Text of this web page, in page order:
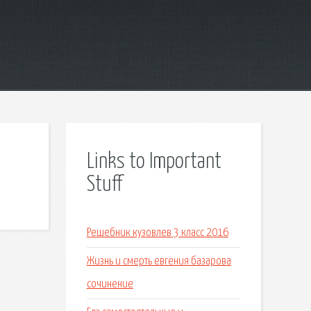
Links to Important
Stuff
Решебник кузовлев 3 класс 2016
Жизнь и смерть евгения базарова
сочинение